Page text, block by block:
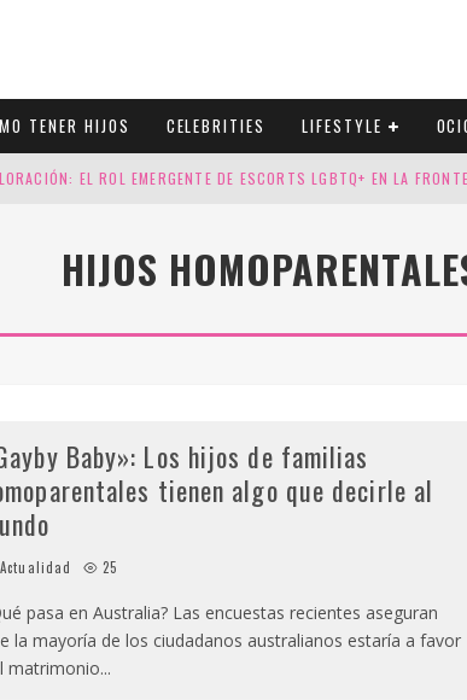
TENER HIJOS CELEBRITIES LIFESTYLE
EL ROL EMERGENTE DE ESCORTS LGBTQ+ EN LA
CUATRO SELLOS QUE HONRAN LA HISTORIA LGTB
HIJOS
Baby»: Los hijos de familias
tienen algo que decirle al
Actualidad 25
pasa en Australia? Las encuestas recientes aseguran
la mayoría de los ciudadanos australianos estaría a favor
matrimonio...